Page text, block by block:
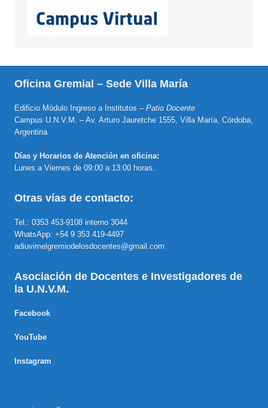
Oficina Gremial – Sede Villa María
Edificio Módulo Ingreso a Institutos – Patio Docente
Campus U.N.V.M. – Av. Arturo Jauretche 1555, Villa María, Córdoba,
Argentina
Días y Horarios de Atención en oficina:
Lunes a Viernes de 09:00 a 13:00 horas.
Otras vías de contacto:
Tel.: 0353 453-9108 interno 3044
WhatsApp: +54 9 353 419-4497
adiuvimelgremiodelosdocentes@gmail.com
Asociación de Docentes e Investigadores de
la U.N.V.M.
Facebook
YouTube
Instagram